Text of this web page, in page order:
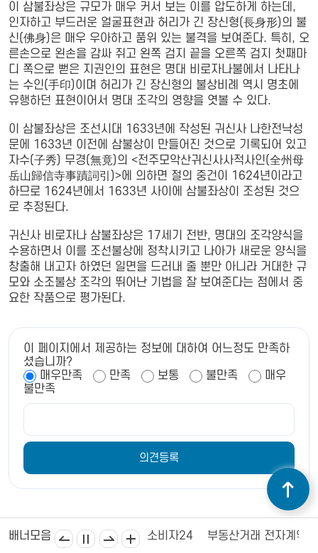
이 삼불좌상은 규모가 매우 커서 보는 이를 압도하게 하는데,
인자하고 부드러운 얼굴표현과 허리가 긴 장신형(長身形)의 불
신(佛身)은 매우 우아하고 품위 있는 불격을 보여준다. 특히, 오
른손으로 왼손을 감싸 쥐고 왼쪽 검지 끝을 오른쪽 검지 첫째마
디 쪽으로 뻗은 지권인의 표현은 명대 비로자나불에서 나타나
는 수인(手印)이며 허리가 긴 장신형의 불상비례 역시 명초에
유행하던 표현이어서 명대 조각의 영향을 엿볼 수 있다.
이 삼불좌상은 조선시대 1633년에 작성된 귀신사 나한전낙성
문에 1633년 이전에 삼불상이 만들어진 것으로 기록되어 있고
자수(子秀) 무경(無竟)의 <전주모악산귀신사사적사인(全州母
岳山歸信寺事蹟詞引)>에 의하면 절의 중건이 1624년이라고
하므로 1624년에서 1633년 사이에 삼불좌상이 조성된 것으
로 추정된다.
귀신사 비로자나 삼불좌상은 17세기 전반, 명대의 조각양식을
수용하면서 이를 조선불상에 정착시키고 나아가 새로운 양식을
창출해 내고자 하였던 일면을 드러내 줄 뿐만 아니라 거대한 규
모와 소조불상 조각의 뛰어난 기법을 잘 보여준다는 점에서 중
요한 작품으로 평가된다.
이 페이지에서 제공하는 정보에 대하여 어느정도 만족하
셨습니까?
매우만족
만족 보통 불만족
매우
불만족
배너모음
상공회의소 김제시의회 소비자24 부동산거래 전자계약